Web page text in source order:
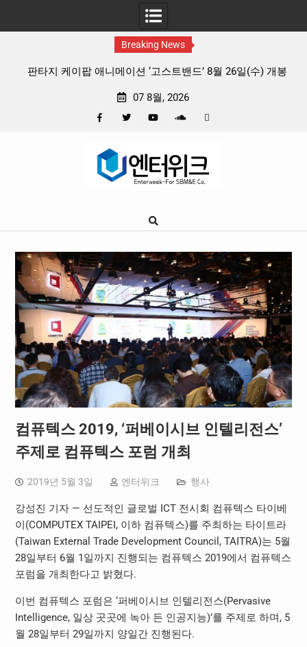
Breaking News
판타지 케이팝 애니메이션 ‘고스트밴드’ 8월 26일(수) 개봉
07 8월, 2026
Google
컴퓨텍스 2019, ‘퍼베이시브 인텔리전스’
주제로 컴퓨텍스 포럼 개최
2019년 5월 3일 엔터위크 행사
강성진 기자 — 선도적인 글로벌 ICT 전시회 컴퓨텍스 타이베
이(COMPUTEX TAIPEI, 이하 컴퓨텍스)를 주최하는 타이트라
(Taiwan External Trade Development Council, TAITRA)는 5월
28일부터 6월 1일까지 진행되는 컴퓨텍스 2019에서 컴퓨텍스
포럼을 개최한다고 밝혔다.
이번 컴퓨텍스 포럼은 ‘퍼베이시브 인텔리전스(Pervasive
Intelligence, 일상 곳곳에 녹아 든 인공지능)’를 주제로 하며, 5
월 28일부터 29일까지 양일간 진행된다.